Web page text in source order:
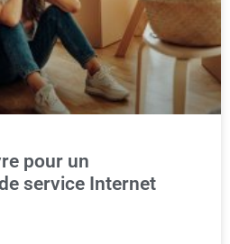
pour un
service Internet